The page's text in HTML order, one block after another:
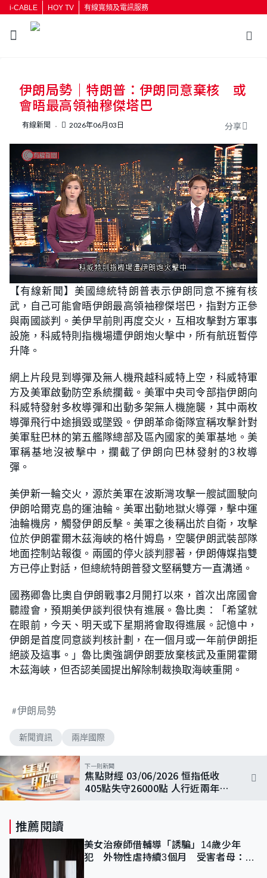
i-CABLE HOY TV 有線寬頻及電訊服務
按輸入鍵開始搜尋
伊朗局勢｜特朗普：伊朗同意棄核 或
會晤最高領袖穆傑塔巴
有線新聞 2026年06月03日 分享
U
n
m
u
t
e
L
o
a
d
e
d
:
2
2
.
【有線新聞】美國總統特朗普表示伊朗同意不擁有核
武，自己可能會晤伊朗最高領袖穆傑塔巴，指對方正參
與兩國談判。美伊早前則再度交火，互相攻擊對方軍事
設施，科威特則指機場遭伊朗炮火擊中，所有航班暫停
升降。
網上片段見到導彈及無人機飛越科威特上空，科威特軍
方及美軍啟動防空系統攔截。美軍中央司令部指伊朗向
科威特發射多枚導彈和出動多架無人機施襲，其中兩枚
導彈飛行中途損毀或墜毀。伊朗革命衛隊宣稱攻擊針對
美軍駐巴林的第五艦隊總部及區內國家的美軍基地。美
軍稱基地沒被擊中，攔截了伊朗向巴林發射的3枚導
彈。
美伊新一輪交火，源於美軍在波斯灣攻擊一艘試圖駛向
伊朗哈爾克島的運油輪。美軍出動地獄火導彈，擊中運
油輪機房，觸發伊朗反擊。美軍之後稱出於自衛，攻擊
位於伊朗霍爾木茲海峽的格什姆島，空襲伊朗武裝部隊
地面控制站報復。兩國的停火談判膠著，伊朗傳媒指雙
方已停止對話，但總統特朗普發文堅稱雙方一直溝通。
國務卿魯比奧自伊朗戰事2月開打以來，首次出席國會
聽證會，預期美伊談判很快有進展。魯比奧：「希望就
在眼前，今天、明天或下星期將會取得進展。記憶中，
伊朗是首度同意談判核計劃，在一個月或一年前伊朗拒
絕談及這事。」魯比奧強調伊朗要放棄核武及重開霍爾
木茲海峽，但否認美國提出解除制裁換取海峽重開。
伊朗局勢
新聞資訊 兩岸國際
下一則新聞
焦點財經 03/06/2026 恒指低收
405點失守26000點 人行近兩年來
推薦閱讀
美女治療師借輔導「誘騙」14歲少年
犯 外物性虐持續3個月 受害者母：要